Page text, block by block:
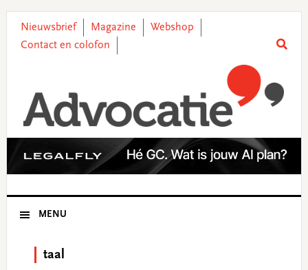
primary
main
primary
footer
Nieuwsbrief Magazine
Webshop
Contact en colofon
MENU
taal